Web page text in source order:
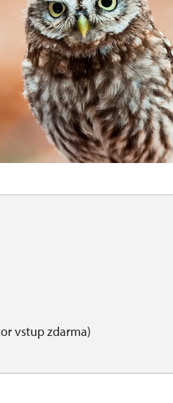
vstup zdarma)